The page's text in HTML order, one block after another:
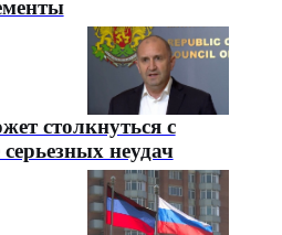
столкнуться с
неудач